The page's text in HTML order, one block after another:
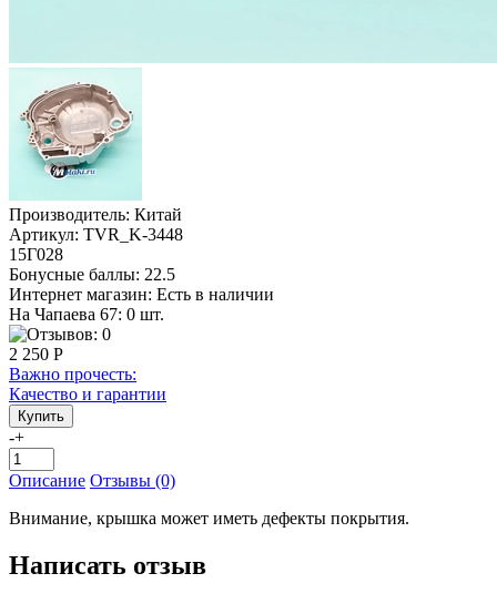
Производитель: Китай
Артикул: TVR_K-3448
15Г028
Бонусные баллы: 22.5
Интернет магазин: Есть в наличии
На Чапаева 67: 0 шт.
2 250 Р
Важно прочесть:
Качество и гарантии
-+
Описание Отзывы (0)
Внимание, крышка может иметь дефекты покрытия.
Написать отзыв